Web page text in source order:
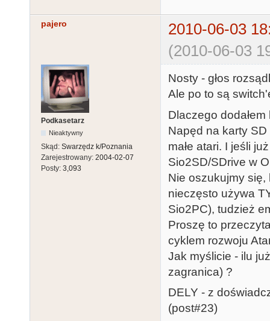
pajero
2010-06-03
(2010-06-03
Podkasetarz
Nieaktywny
Skąd: Swarzędz k/Poznania
Zarejestrowany: 2004-02-07
Posty: 3,093
Nosty - głos
Ale po to są
Dlaczego
Napęd na karty
małe atari. I jeśli
Sio2SD/SDrive w
Nie oszukujmy
nieczęsto używa
Sio2PC), tudzież
Proszę to
cyklem rozwoju
Jak myślicie - ilu
zagranica) ?
DELY - z
(post#23)